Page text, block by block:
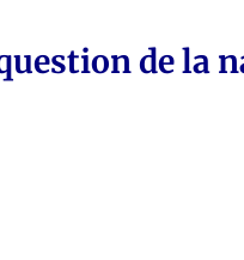
de la